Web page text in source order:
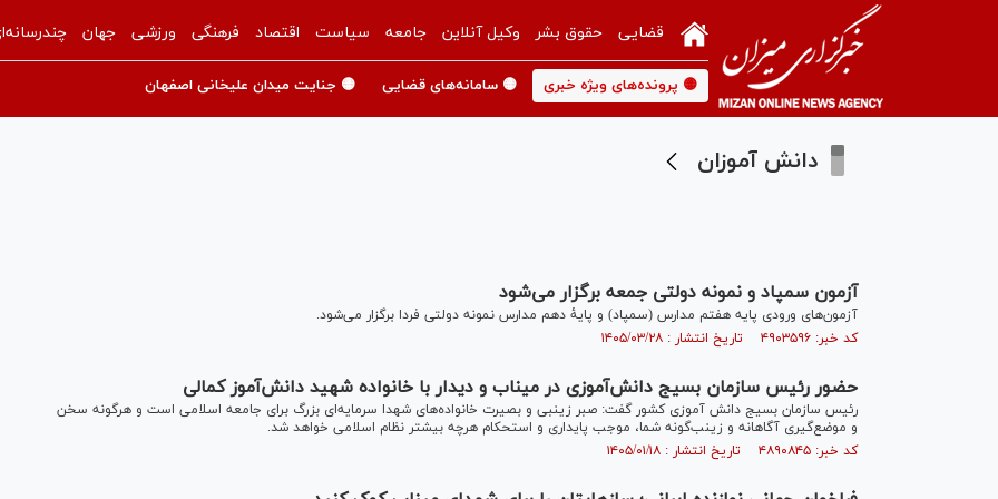
قضایی حقوق بشر وکیل آنلاین جامعه سیاست اقتصاد فرهنگی ورزشی جهان
🟡 پرونده‌های ویژه خبری 🟡 سامانه‌های قضایی 🟡 جنایت میدان علیخانی اصفهان
دانش آموزان
آزمون سمپاد و نمونه دولتی جمعه برگزار می‌شود
آزمون‌های ورودی پایه هفتم مدارس (سمپاد) و پایۀ دهم مدارس نمونه دولتی فردا برگزار می‌شود.
کد خبر: ۴۹۰۳۵۹۶ تاریخ انتشار : ۱۴۰۵/۰۳/۲۸
حضور رئیس سازمان بسیج دانش‌آموزی در میناب و دیدار با خانواده شهید دانش‌آموز کمالی
رئیس سازمان بسیج دانش آموزی کشور گفت: صبر زینبی و بصیرت خانواده‌های شهدا سرمایه‌ای بزرگ برای جامعه اسلامی است و هرگونه سخن
و موضع‌گیری آگاهانه و زینب‌گونه شما، موجب پایداری و استحکام هرچه بیشتر نظام اسلامی خواهد شد.
کد خبر: ۴۸۹۰۸۴۵ تاریخ انتشار : ۱۴۰۵/۰۱/۱۸